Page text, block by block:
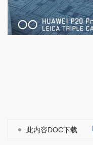
此内容DOC下载